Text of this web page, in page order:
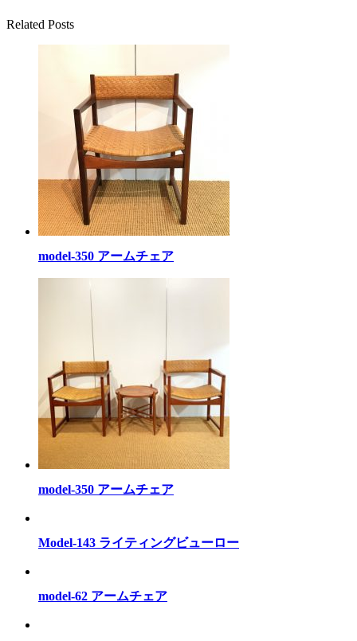
Related Posts
model-350 アームチェア
model-350 アームチェア
Model-143 ライティングビューロー
model-62 アームチェア